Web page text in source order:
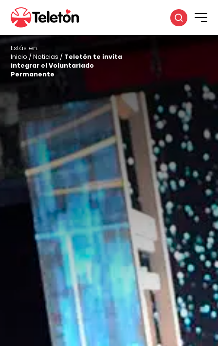
Estás en:
Inicio /Noticias / Teletón te invita
integrar el Voluntariado
Permanente